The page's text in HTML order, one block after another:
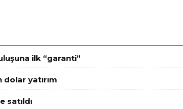
ilk “garanti”
yatırım
satıldı